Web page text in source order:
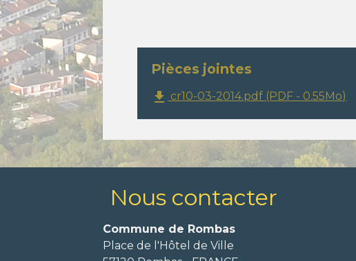
Pièces jointes
file_download cr10-03-2014.pdf (PDF - 0.55Mo)
Nous contacter
Commune de Rombas
Place de l'Hôtel de Ville